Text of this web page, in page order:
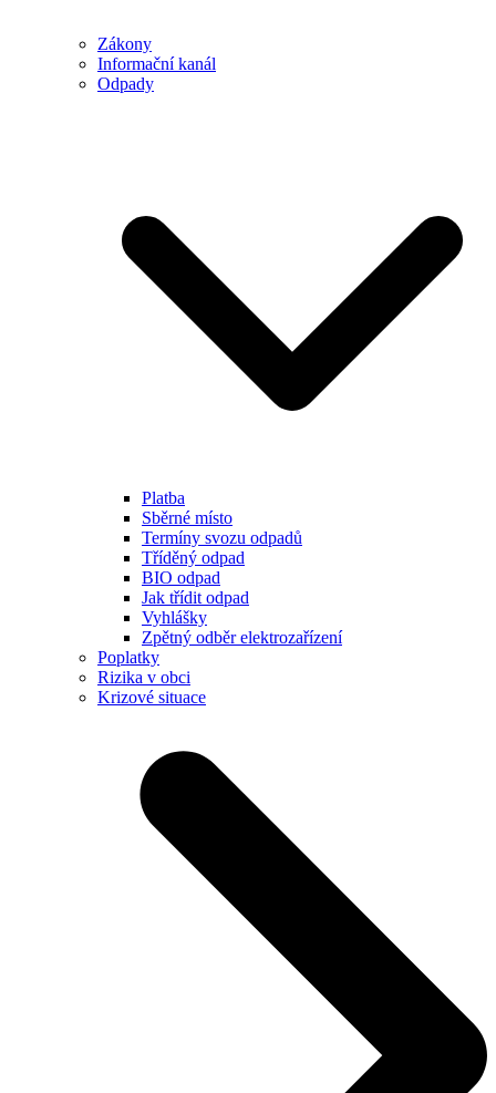
Zákony
Informační kanál
Odpady
Platba
Sběrné místo
Termíny svozu odpadů
Tříděný odpad
BIO odpad
Jak třídit odpad
Vyhlášky
Zpětný odběr elektrozařízení
Poplatky
Rizika v obci
Krizové situace